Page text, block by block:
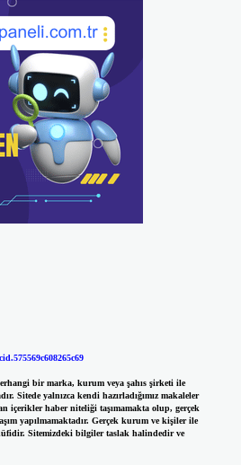
bir marka, kurum veya şahıs şirketi ile
Sitede yalnızca kendi hazırladığımız makaleler
içerikler haber niteliği taşımamakta olup, gerçek
yapılmamaktadır. Gerçek kurum ve kişiler ile
Sitemizdeki bilgiler taslak halindedir ve